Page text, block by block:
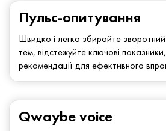
Qwaybe voice
Пульс-опитування
Швидко і легко збирайте
тем, відстежуйте ключові
рекомендації для ефективного